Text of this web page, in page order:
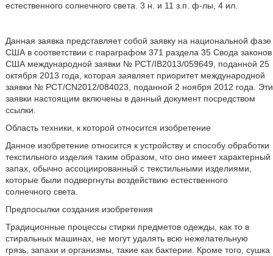
естественного солнечного света. 3 н. и 11 з.п. ф-лы, 4 ил.
Данная заявка представляет собой заявку на национальной фазе
США в соответствии с параграфом 371 раздела 35 Свода законов
США международной заявки № PCT/IB2013/059649, поданной 25
октября 2013 года, которая заявляет приоритет международной
заявки № PCT/CN2012/084023, поданной 2 ноября 2012 года. Эти
заявки настоящим включены в данный документ посредством
ссылки.
Область техники, к которой относится изобретение
Данное изобретение относится к устройству и способу обработки
текстильного изделия таким образом, что оно имеет характерный
запах, обычно ассоциированный с текстильными изделиями,
которые были подвергнуты воздействию естественного
солнечного света.
Предпосылки создания изобретения
Традиционные процессы стирки предметов одежды, как то в
стиральных машинах, не могут удалять всю нежелательную
грязь, запахи и организмы, такие как бактерии. Кроме того, сушка